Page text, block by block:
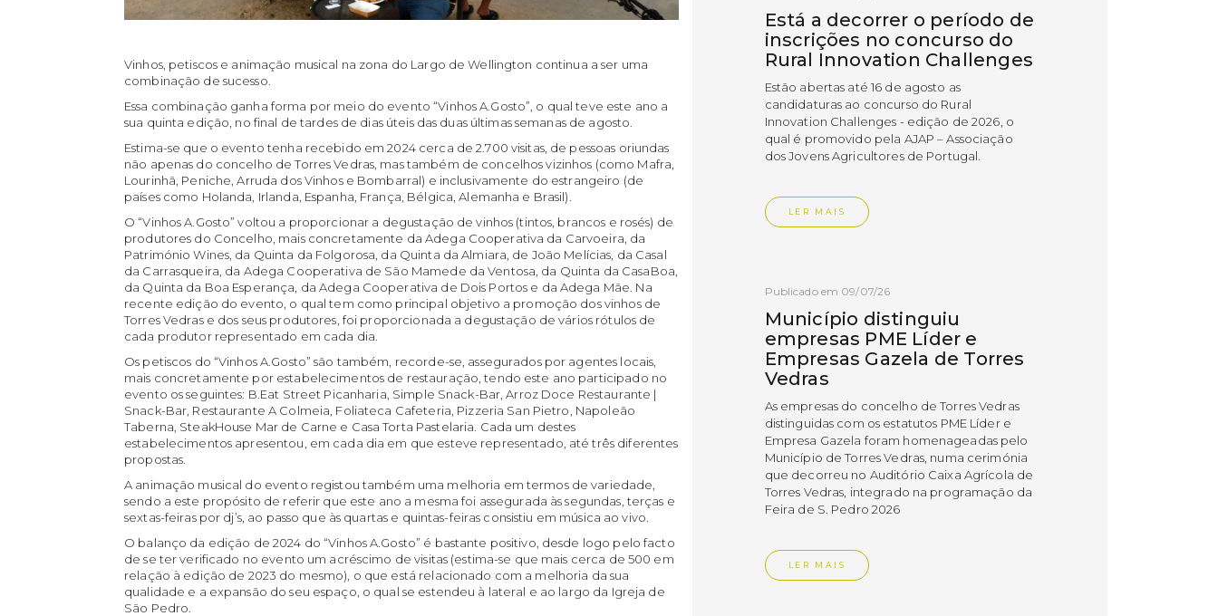
Vinhos, petiscos e animação musical na zona do Largo de Wellington continua a ser uma
combinação de sucesso.
Essa combinação ganha forma por meio do evento “Vinhos A.Gosto”, o qual teve este ano a
sua quinta edição, no final de tardes de dias úteis das duas últimas semanas de agosto.
Estima-se que o evento tenha recebido em 2024 cerca de 2.700 visitas, de pessoas oriundas
não apenas do concelho de Torres Vedras, mas também de concelhos vizinhos (como Mafra,
Lourinhã, Peniche, Arruda dos Vinhos e Bombarral) e inclusivamente do estrangeiro (de
países como Holanda, Irlanda, Espanha, França, Bélgica, Alemanha e Brasil).
O “Vinhos A.Gosto” voltou a proporcionar a degustação de vinhos (tintos, brancos e rosés) de
produtores do Concelho, mais concretamente da Adega Cooperativa da Carvoeira, da
Património Wines, da Quinta da Folgorosa, da Quinta da Almiara, de João Melícias, da Casal
da Carrasqueira, da Adega Cooperativa de São Mamede da Ventosa, da Quinta da CasaBoa,
da Quinta da Boa Esperança, da Adega Cooperativa de Dois Portos e da Adega Mãe. Na
recente edição do evento, o qual tem como principal objetivo a promoção dos vinhos de
Torres Vedras e dos seus produtores, foi proporcionada a degustação de vários rótulos de
cada produtor representado em cada dia.
Os petiscos do “Vinhos A.Gosto” são também, recorde-se, assegurados por agentes locais,
mais concretamente por estabelecimentos de restauração, tendo este ano participado no
evento os seguintes: B.Eat Street Picanharia, Simple Snack-Bar, Arroz Doce Restaurante |
Snack-Bar, Restaurante A Colmeia, Foliateca Cafeteria, Pizzeria San Pietro, Napoleão
Taberna, SteakHouse Mar de Carne e Casa Torta Pastelaria. Cada um destes
estabelecimentos apresentou, em cada dia em que esteve representado, até três diferentes
propostas.
A animação musical do evento registou também uma melhoria em termos de variedade,
sendo a este propósito de referir que este ano a mesma foi assegurada às segundas, terças e
sextas-feiras por dj’s, ao passo que às quartas e quintas-feiras consistiu em música ao vivo.
O balanço da edição de 2024 do “Vinhos A.Gosto” é bastante positivo, desde logo pelo facto
de se ter verificado no evento um acréscimo de visitas (estima-se que mais cerca de 500 em
relação à edição de 2023 do mesmo), o que está relacionado com a melhoria da sua
qualidade e a expansão do seu espaço, o qual se estendeu à lateral e ao largo da Igreja de
São Pedro.
Está a decorrer o período de
inscrições no concurso do
Rural Innovation Challenges
Estão abertas até 16 de agosto as
candidaturas ao concurso do Rural
Innovation Challenges - edição de 2026, o
qual é promovido pela AJAP – Associação
dos Jovens Agricultores de Portugal.
LER MAIS
Publicado em 09/07/26
Município distinguiu
empresas PME Líder e
Empresas Gazela de Torres
Vedras
As empresas do concelho de Torres Vedras
distinguidas com os estatutos PME Líder e
Empresa Gazela foram homenageadas pelo
Município de Torres Vedras, numa cerimónia
que decorreu no Auditório Caixa Agrícola de
Torres Vedras, integrado na programação da
Feira de S. Pedro 2026
LER MAIS